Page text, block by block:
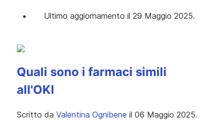
Ultimo aggiornamento il 29 Maggio 2025.
Quali sono i farmaci simili
all'OKI
Scritto da Valentina Ognibene il 06 Maggio 2025.